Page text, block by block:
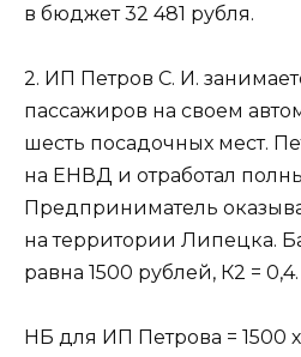
в бюджет 32 481 рубля.
2. ИП Петров С. И.
пассажиров на своем
шесть посадочных мест.
на ЕНВД и отработал
Предприниматель
на территории Липецка.
равна 1500 рублей, К2 = 0,4.
НБ для ИП Петрова = 1500 х